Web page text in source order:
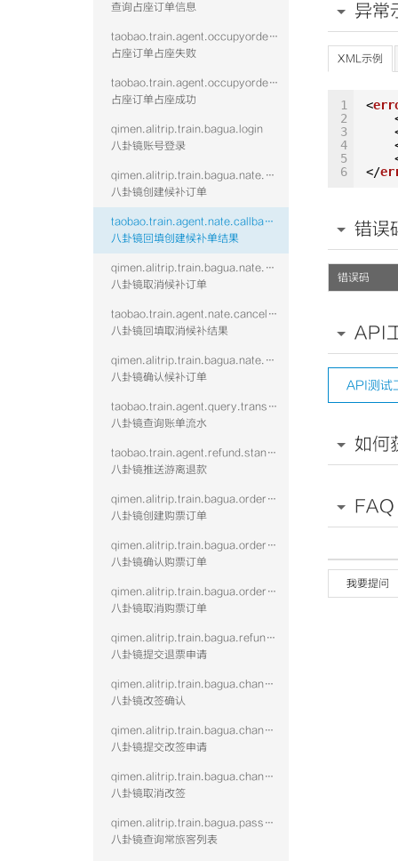
查询占座订单信息
taobao.train.agent.occupyorder.confirm.fail
占座订单占座失败
taobao.train.agent.occupyorder.confirm.succ
占座订单占座成功
qimen.alitrip.train.bagua.login
八卦镜账号登录
qimen.alitrip.train.bagua.nate.create
八卦镜创建候补订单
taobao.train.agent.nate.callback.vtwo
八卦镜回填创建候补单结果
qimen.alitrip.train.bagua.nate.cancel
八卦镜取消候补订单
taobao.train.agent.nate.cancel.vtwo
八卦镜回填取消候补结果
qimen.alitrip.train.bagua.nate.confirm
八卦镜确认候补订单
taobao.train.agent.query.transaction.vtwo
八卦镜查询账单流水
taobao.train.agent.refund.standalone.vtwo
八卦镜推送游离退款
qimen.alitrip.train.bagua.order.create
八卦镜创建购票订单
qimen.alitrip.train.bagua.order.confirm
八卦镜确认购票订单
qimen.alitrip.train.bagua.order.cancel
八卦镜取消购票订单
qimen.alitrip.train.bagua.refund.submit
八卦镜提交退票申请
qimen.alitrip.train.bagua.change.confirm
八卦镜改签确认
qimen.alitrip.train.bagua.change.submit
八卦镜提交改签申请
qimen.alitrip.train.bagua.change.cancel
八卦镜取消改签
qimen.alitrip.train.bagua.passenger.query
八卦镜查询常旅客列表
异常
XML示例
1
2
3
4
5
6
<
</
错误
错误码
API
API测试
如何
FAQ
我要提问